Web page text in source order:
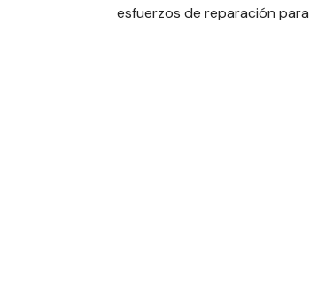
esfuerzos de reparación